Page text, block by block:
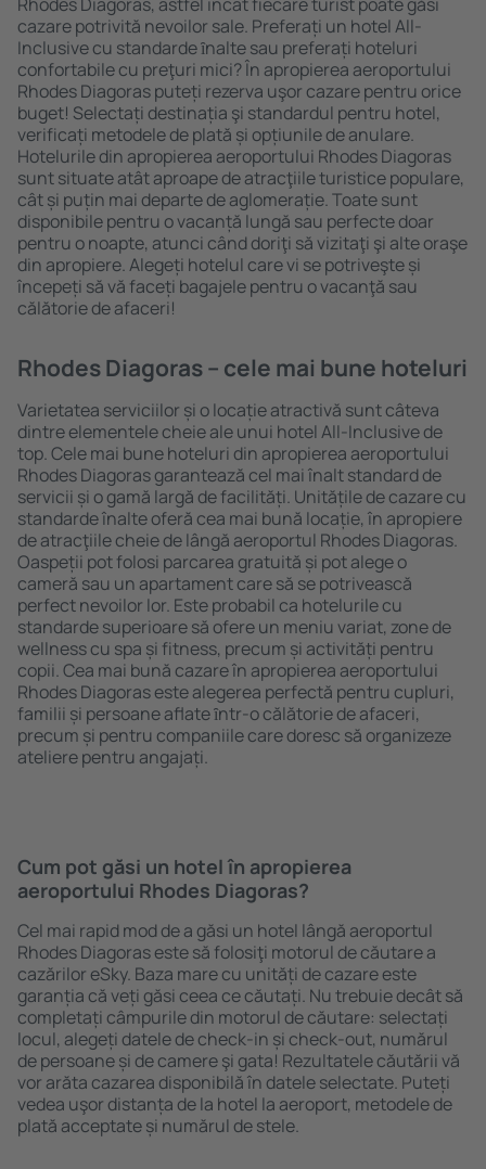
cazare potrivită nevoilor sale. Preferați un hotel All-
Inclusive cu standarde ȋnalte sau preferați hoteluri
confortabile cu preţuri mici? În apropierea aeroportului
Rhodes Diagoras puteți rezerva uşor cazare pentru orice
buget! Selectați destinația şi standardul pentru hotel,
verificați metodele de plată și opțiunile de anulare.
Hotelurile din apropierea aeroportului Rhodes Diagoras
sunt situate atât aproape de atracţiile turistice populare,
cât și puțin mai departe de aglomerație. Toate sunt
disponibile pentru o vacanță lungă sau perfecte doar
pentru o noapte, atunci când doriţi să vizitaţi şi alte oraşe
din apropiere. Alegeți hotelul care vi se potriveşte și
începeți să vă faceți bagajele pentru o vacanţă sau
călătorie de afaceri!
Rhodes Diagoras – cele mai bune hoteluri
Varietatea serviciilor și o locație atractivă sunt câteva
dintre elementele cheie ale unui hotel All-Inclusive de
top. Cele mai bune hoteluri din apropierea aeroportului
Rhodes Diagoras garantează cel mai înalt standard de
servicii și o gamă largă de facilități. Unitățile de cazare cu
standarde înalte oferă cea mai bună locație, în apropiere
de atracţiile cheie de lângă aeroportul Rhodes Diagoras.
Oaspeții pot folosi parcarea gratuită și pot alege o
cameră sau un apartament care să se potrivească
perfect nevoilor lor. Este probabil ca hotelurile cu
standarde superioare să ofere un meniu variat, zone de
wellness cu spa și fitness, precum și activități pentru
copii. Cea mai bună cazare în apropierea aeroportului
Rhodes Diagoras este alegerea perfectă pentru cupluri,
familii și persoane aflate ȋntr-o călătorie de afaceri,
precum și pentru companiile care doresc să organizeze
ateliere pentru angajați.
Cum pot găsi un hotel în apropierea
aeroportului Rhodes Diagoras?
Cel mai rapid mod de a găsi un hotel lângă aeroportul
Rhodes Diagoras este să folosiţi motorul de căutare a
cazărilor eSky. Baza mare cu unități de cazare este
garanția că veți găsi ceea ce căutați. Nu trebuie decât să
completați câmpurile din motorul de căutare: selectați
locul, alegeți datele de check-in și check-out, numărul
de persoane și de camere şi gata! Rezultatele căutării vă
vor arăta cazarea disponibilă în datele selectate. Puteți
vedea uşor distanța de la hotel la aeroport, metodele de
plată acceptate și numărul de stele.